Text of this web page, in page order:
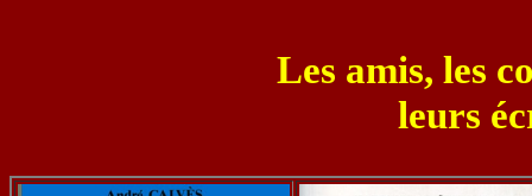
Les amis, les
leurs